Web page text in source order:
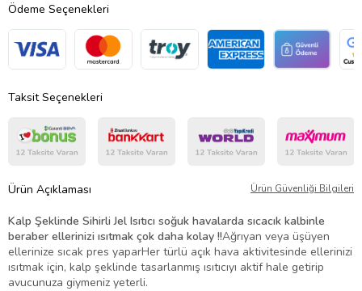
Ödeme Seçenekleri
Taksit Seçenekleri
Ürün Açıklaması Ürün Güvenliği Bilgileri
Kalp Şeklinde Sihirli Jel Isıtıcı soğuk havalarda sıcacık kalbinle
beraber ellerinizi ısıtmak çok daha kolay !!Ağrıyan veya üşüyen
ellerinize sıcak pres yaparHer türlü açık hava aktivitesinde ellerinizi
ısıtmak için, kalp şeklinde tasarlanmış ısıtıcıyı aktif hale getirip
avucunuza giymeniz yeterli.